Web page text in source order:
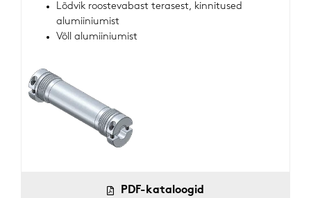
Lõdvik roostevabast terasest, kinnitused
alumiiniumist
Võll alumiiniumist
PDF-kataloogid